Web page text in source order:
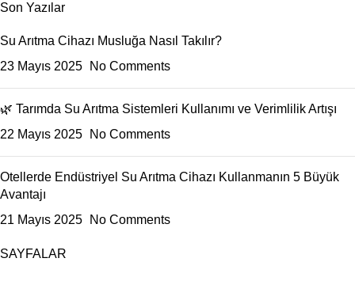
Son Yazılar
Su Arıtma Cihazı Musluğa Nasıl Takılır?
23 Mayıs 2025
No Comments
🌿 Tarımda Su Arıtma Sistemleri Kullanımı ve Verimlilik Artışı
22 Mayıs 2025
No Comments
Otellerde Endüstriyel Su Arıtma Cihazı Kullanmanın 5 Büyük
Avantajı
21 Mayıs 2025
No Comments
SAYFALAR